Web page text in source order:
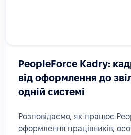
PeopleForce Kadry:
від оформлення до
одній системі
Розповідаємо, як працює
оформлення працівників,